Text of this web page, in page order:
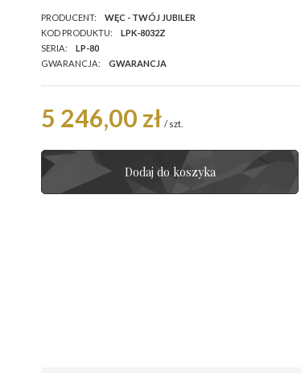
PRODUCENT:
WĘC - TWÓJ JUBILER
KOD PRODUKTU:
LPK-8032Z
SERIA:
LP-80
GWARANCJA:
GWARANCJA
5 246,00 zł / szt.
Dodaj do koszyka